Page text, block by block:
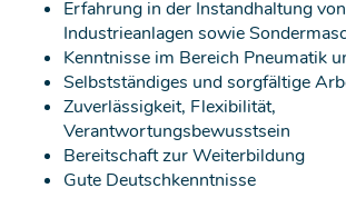
Erfahrung in der Instandhaltung von
Industrieanlagen sowie
Kenntnisse im Bereich Pneumatik
Selbstständiges und sorgfältige
Zuverlässigkeit, Flexibilität,
Verantwortungsbewusstsein
Bereitschaft zur Weiterbildung
Gute Deutschkenntnisse